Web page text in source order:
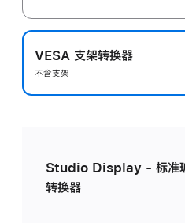
VESA 支架转换器
不含支架
Studio Display - 标准
转换器